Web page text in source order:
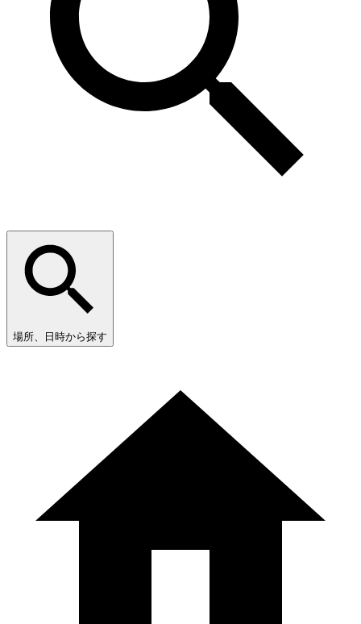
場所、日時から探す